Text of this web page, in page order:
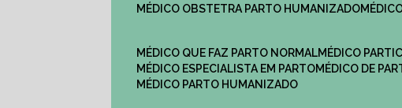
MÉDICO OBSTETRA PARTO HUMANIZADO
MÉDICO QUE FAZ PARTO NORMAL
MÉDICO
MÉDICO ESPECIALISTA EM PARTO
MÉDICO DE
MÉDICO PARTO HUMANIZADO